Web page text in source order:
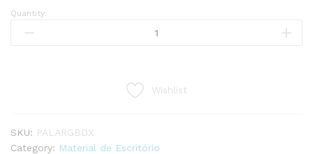
PASTAS
Quantity:
Wishlist
SKU: PALARGBDX
Category: Material de Escritório